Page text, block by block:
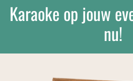
Karaoke op jouw
nu!